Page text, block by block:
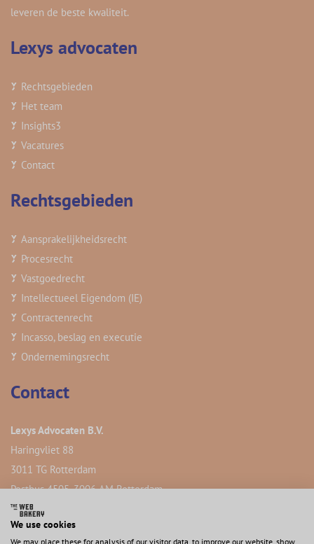
leveren de beste kwaliteit.
Lexys advocaten
Rechtsgebieden
Het team
Insights3
Vacatures
Contact
Rechtsgebieden
Aansprakelijkheidsrecht
Procesrecht
Vastgoedrecht
Intellectueel Eigendom (IE)
Contractenrecht
Incasso, beslag en executie
Ondernemingsrecht
Contact
Lexys Advocaten B.V.
Haringvliet 88
3011 TG Rotterdam
Postbus 4505, 3006 AM Rotterdam
We use cookies
We may place these for analysis of our visitor data, to improve our website, show